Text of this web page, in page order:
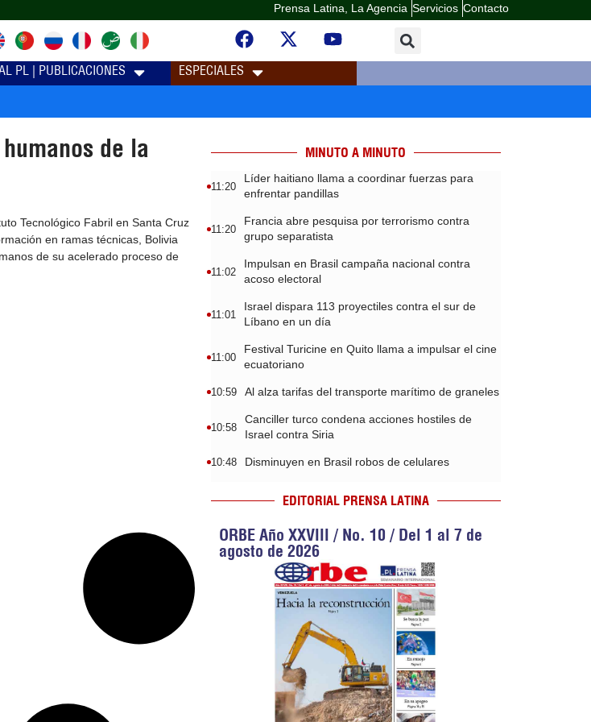
Prensa Latina, La Agencia Servicios Contacto
PL | PUBLICACIONES ESPECIALES
de la
Tecnológico Fabril en Santa Cruz
en ramas técnicas, Bolivia
de su acelerado proceso de
MINUTO A MINUTO
11:20
Líder haitiano llama a coordinar fuerzas para
enfrentar pandillas
11:20
Francia abre pesquisa por terrorismo contra
grupo separatista
11:02
Impulsan en Brasil campaña nacional contra
acoso electoral
11:01
Israel dispara 113 proyectiles contra el sur de
Líbano en un día
11:00
Festival Turicine en Quito llama a impulsar el cine
ecuatoriano
10:59 Al alza tarifas del transporte marítimo de graneles
10:58
Canciller turco condena acciones hostiles de
Israel contra Siria
10:48 Disminuyen en Brasil robos de celulares
EDITORIAL PRENSA LATINA
ORBE Año XXVIII / No. 10 / Del 1 al 7 de
agosto de 2026